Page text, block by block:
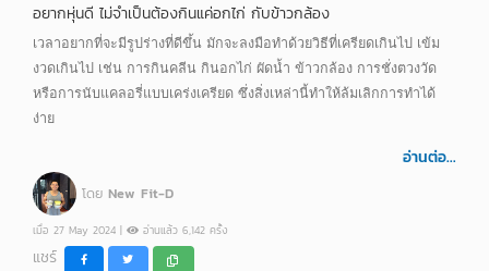
อยากหุ่นดี ไม่จำเป็นต้องกินแค่อกไก่ กับข้าวกล้อง
เวลาอยากที่จะมีรูปร่างที่ดีขึ้น มักจะลงมือทำด้วยวิธีที่เครียดเกินไป เข้ม
งวดเกินไป เช่น การกินคลีน กินอกไก่ ผัดน้ำ ข้าวกล้อง การชั่งตวงวัด
หรือการนับแคลอรี่แบบเคร่งเครียด ซึ่งสิ่งเหล่านี้ทำให้ล้มเลิกการทำได้
ง่าย
อ่านต่อ...
โดย New Fit-D
เมื่อ 27 May 2024 | อ่านแล้ว 6,142 ครั้ง
แชร์